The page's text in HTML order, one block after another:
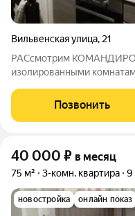
Вильвенская улица, 21
РАСсмотрим
изолированными
и живи , 40+к.у. Комиссия
беру.
Позвонить
40 000 ₽ в месяц
75 м² 3-комн. квартира 9
новостройка онлайн показ